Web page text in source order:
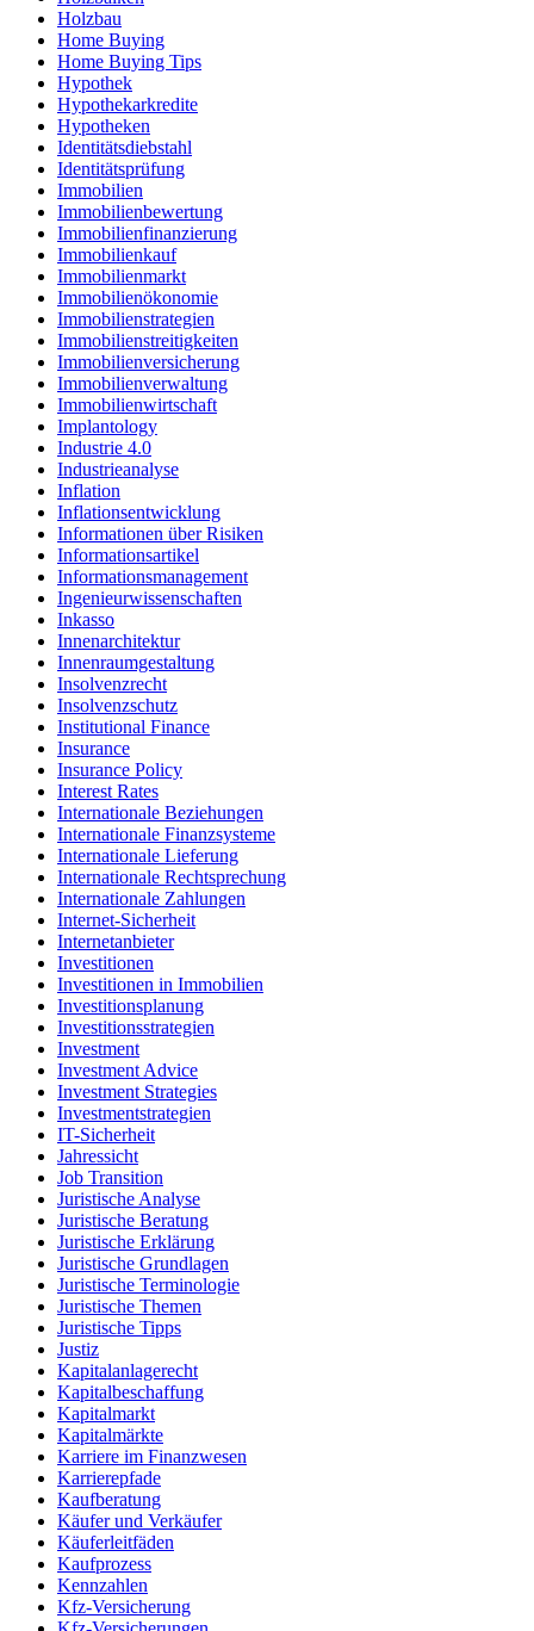
Holzbau
Home Buying
Home Buying Tips
Hypothek
Hypothekarkredite
Hypotheken
Identitätsdiebstahl
Identitätsprüfung
Immobilien
Immobilienbewertung
Immobilienfinanzierung
Immobilienkauf
Immobilienmarkt
Immobilienökonomie
Immobilienstrategien
Immobilienstreitigkeiten
Immobilienversicherung
Immobilienverwaltung
Immobilienwirtschaft
Implantology
Industrie 4.0
Industrieanalyse
Inflation
Inflationsentwicklung
Informationen über Risiken
Informationsartikel
Informationsmanagement
Ingenieurwissenschaften
Inkasso
Innenarchitektur
Innenraumgestaltung
Insolvenzrecht
Insolvenzschutz
Institutional Finance
Insurance
Insurance Policy
Interest Rates
Internationale Beziehungen
Internationale Finanzsysteme
Internationale Lieferung
Internationale Rechtsprechung
Internationale Zahlungen
Internet-Sicherheit
Internetanbieter
Investitionen
Investitionen in Immobilien
Investitionsplanung
Investitionsstrategien
Investment
Investment Advice
Investment Strategies
Investmentstrategien
IT-Sicherheit
Jahressicht
Job Transition
Juristische Analyse
Juristische Beratung
Juristische Erklärung
Juristische Grundlagen
Juristische Terminologie
Juristische Themen
Juristische Tipps
Justiz
Kapitalanlagerecht
Kapitalbeschaffung
Kapitalmarkt
Kapitalmärkte
Karriere im Finanzwesen
Karrierepfade
Kaufberatung
Käufer und Verkäufer
Käuferleitfäden
Kaufprozess
Kennzahlen
Kfz-Versicherung